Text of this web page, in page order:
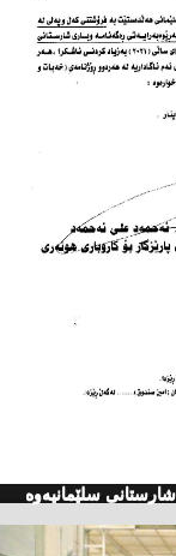
سلێمانیه‌وه‌